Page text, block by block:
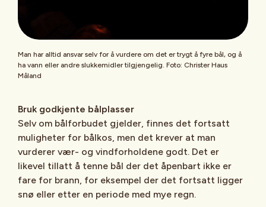
Man har alltid ansvar selv for å vurdere om det er trygt å fyre bål, og å
ha vann eller andre slukkemidler tilgjengelig. Foto: Christer Haus
Måland
Bruk godkjente bålplasser
Selv om bålforbudet gjelder, finnes det fortsatt
muligheter for bålkos, men det krever at man
vurderer vær- og vindforholdene godt. Det er
likevel tillatt å tenne bål der det åpenbart ikke er
fare for brann, for eksempel der det fortsatt ligger
snø eller etter en periode med mye regn.